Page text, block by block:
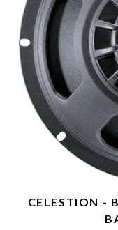
CELESTION -